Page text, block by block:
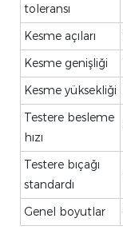
toleransı
Kesme açıları
Kesme genişliği
Kesme yüksekliği
Testere besleme
hızı
Testere bıçağı
standardı
Genel boyutlar